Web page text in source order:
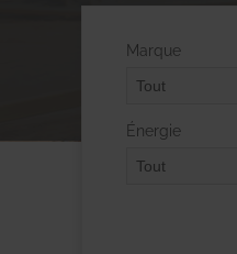
Marque
Énergie